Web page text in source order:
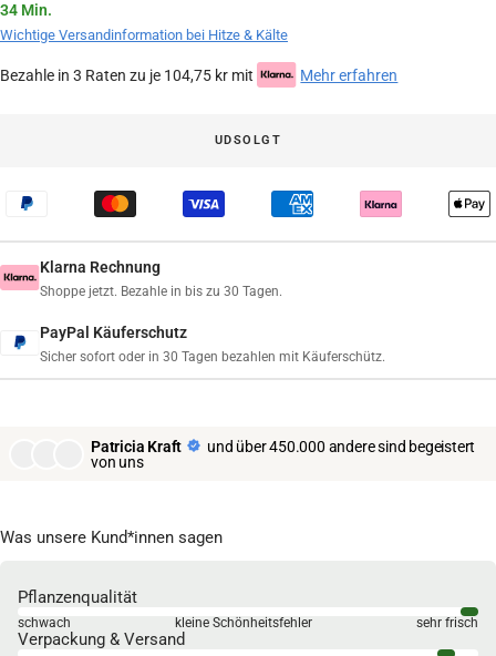
34 Min.
Wichtige Versandinformation bei Hitze & Kälte
Bezahle in 3 Raten zu je 104,75 kr mit Mehr erfahren
UDSOLGT
Klarna Rechnung
Shoppe jetzt. Bezahle in bis zu 30 Tagen.
PayPal Käuferschutz
Sicher sofort oder in 30 Tagen bezahlen mit Käuferschütz.
Patricia Kraft
und über 450.000 andere sind begeistert
von uns
Was unsere Kund*innen sagen
Pflanzenqualität
schwach kleine Schönheitsfehler sehr frisch
Verpackung & Versand